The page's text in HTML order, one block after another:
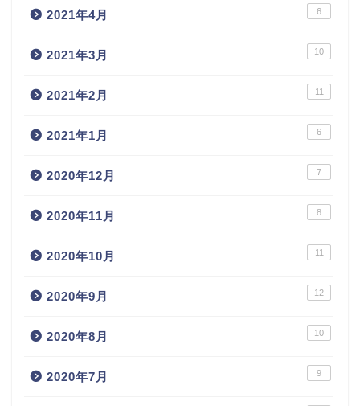
2021年4月 6
2021年3月 10
2021年2月 11
2021年1月 6
2020年12月 7
2020年11月 8
2020年10月 11
2020年9月 12
2020年8月 10
2020年7月 9